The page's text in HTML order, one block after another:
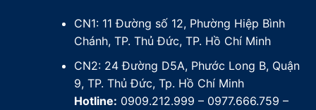
CN1: 11 Đường số 12, Phường Hiệp Bình
Chánh, TP. Thủ Đức, TP. Hồ Chí Minh
CN2: 24 Đường D5A, Phước Long B, Quận
9, TP. Thủ Đức, Tp. Hồ Chí Minh
Hotline: 0909.212.999 – 0977.666.759 –